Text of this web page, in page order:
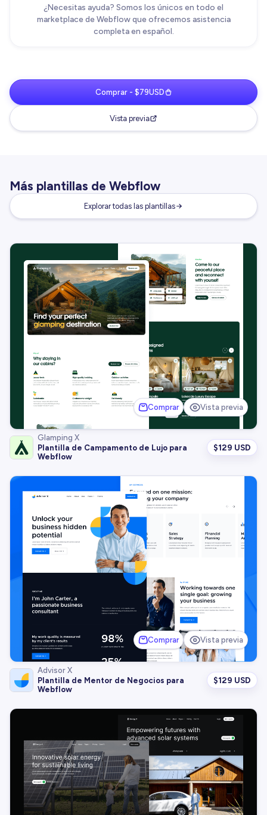
¿Necesitas ayuda? Somos los únicos en todo el
marketplace de Webflow que ofrecemos asistencia
completa en español.
Comprar - $79USD
Vista previa
Más plantillas de Webflow
Explorar todas las plantillas
Comprar Vista previa
Glamping X
Plantilla de Campamento de Lujo para
Webflow
$129 USD
Comprar Vista previa
Advisor X
Plantilla de Mentor de Negocios para
Webflow
$129 USD